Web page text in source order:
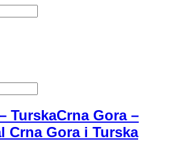
Crna Gora –
Crna Gora i Turska